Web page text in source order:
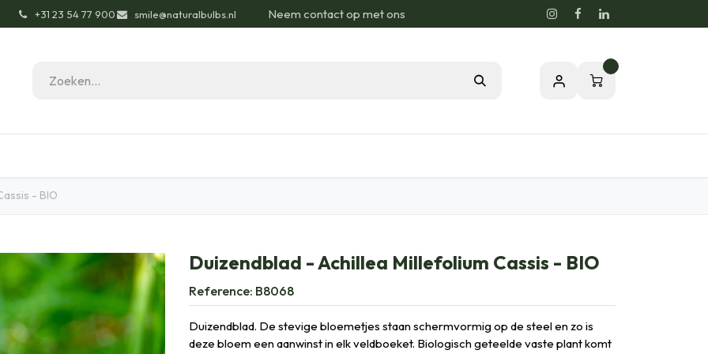
͏+31 23 54 77 900 smile@naturalbulbs.nl Neem contact op met ons
- BIO
Duizendblad - Achillea Millefolium Cassis - BIO
Reference: B8068
Duizendblad. De stevige bloemetjes staan schermvormig op de steel en zo is
deze bloem een aanwinst in elk veldboeket. Biologisch geteelde vaste plant komt